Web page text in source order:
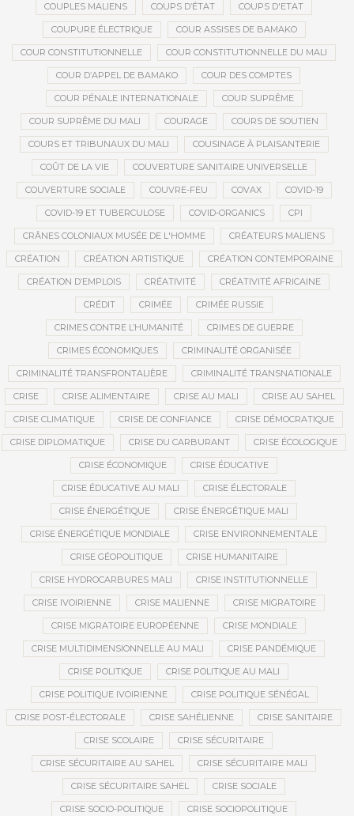
COUPLES MALIENS COUPS D’ÉTAT COUPS D'ETAT
COUPURE ÉLECTRIQUE COUR ASSISES DE BAMAKO
COUR CONSTITUTIONNELLE COUR CONSTITUTIONNELLE DU MALI
COUR D’APPEL DE BAMAKO COUR DES COMPTES
COUR PÉNALE INTERNATIONALE COUR SUPRÊME
COUR SUPRÊME DU MALI COURAGE COURS DE SOUTIEN
COURS ET TRIBUNAUX DU MALI COUSINAGE À PLAISANTERIE
COÛT DE LA VIE COUVERTURE SANITAIRE UNIVERSELLE
COUVERTURE SOCIALE COUVRE-FEU COVAX COVID-19
COVID-19 ET TUBERCULOSE COVID-ORGANICS CPI
CRÂNES COLONIAUX MUSÉE DE L'HOMME CRÉATEURS MALIENS
CRÉATION CRÉATION ARTISTIQUE CRÉATION CONTEMPORAINE
CRÉATION D’EMPLOIS CRÉATIVITÉ CRÉATIVITÉ AFRICAINE
CRÉDIT CRIMÉE CRIMÉE RUSSIE
CRIMES CONTRE L’HUMANITÉ CRIMES DE GUERRE
CRIMES ÉCONOMIQUES CRIMINALITÉ ORGANISÉE
CRIMINALITÉ TRANSFRONTALIÈRE CRIMINALITÉ TRANSNATIONALE
CRISE CRISE ALIMENTAIRE CRISE AU MALI CRISE AU SAHEL
CRISE CLIMATIQUE CRISE DE CONFIANCE CRISE DÉMOCRATIQUE
CRISE DIPLOMATIQUE CRISE DU CARBURANT CRISE ÉCOLOGIQUE
CRISE ÉCONOMIQUE CRISE ÉDUCATIVE
CRISE ÉDUCATIVE AU MALI CRISE ÉLECTORALE
CRISE ÉNERGÉTIQUE CRISE ÉNERGÉTIQUE MALI
CRISE ÉNERGÉTIQUE MONDIALE CRISE ENVIRONNEMENTALE
CRISE GÉOPOLITIQUE CRISE HUMANITAIRE
CRISE HYDROCARBURES MALI CRISE INSTITUTIONNELLE
CRISE IVOIRIENNE CRISE MALIENNE CRISE MIGRATOIRE
CRISE MIGRATOIRE EUROPÉENNE CRISE MONDIALE
CRISE MULTIDIMENSIONNELLE AU MALI CRISE PANDÉMIQUE
CRISE POLITIQUE CRISE POLITIQUE AU MALI
CRISE POLITIQUE IVOIRIENNE CRISE POLITIQUE SÉNÉGAL
CRISE POST-ÉLECTORALE CRISE SAHÉLIENNE CRISE SANITAIRE
CRISE SCOLAIRE CRISE SÉCURITAIRE
CRISE SÉCURITAIRE AU SAHEL CRISE SÉCURITAIRE MALI
CRISE SÉCURITAIRE SAHEL CRISE SOCIALE
CRISE SOCIO-POLITIQUE CRISE SOCIOPOLITIQUE